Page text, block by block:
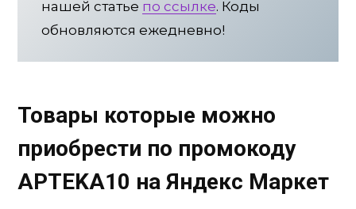
нашей статье по ссылке. Коды
обновляются ежедневно!
Товары которые можно
приобрести по промокоду
APTEKA10 на Яндекс Маркет